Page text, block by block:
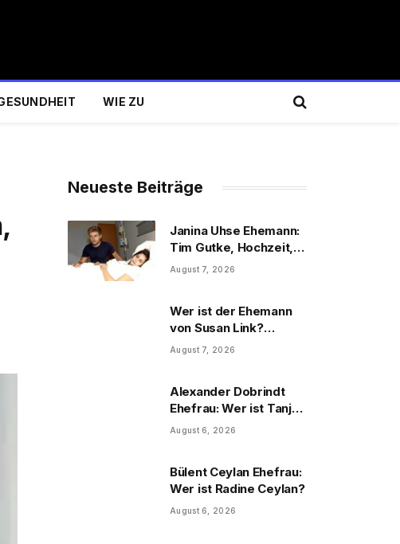
WIE ZU
Neueste Beiträge
Janina Uhse Ehemann:
Tim Gutke, Hochzeit,
Sohn und Familie
August 7, 2026
Wer ist der Ehemann
von Susan Link?
Wolfgang Link, Beruf
August 7, 2026
Alexander Dobrindt
Ehefrau: Wer ist Tanja
Käser?
August 6, 2026
Bülent Ceylan Ehefrau:
Wer ist Radine Ceylan?
August 6, 2026